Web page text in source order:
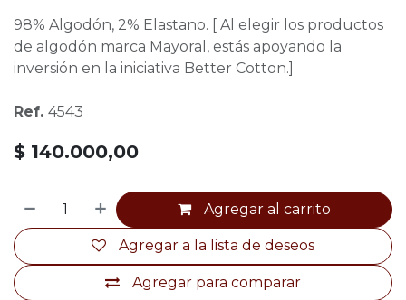
98% Algodón, 2% Elastano. [ Al elegir los productos
de algodón marca Mayoral, estás apoyando la
inversión en la iniciativa Better Cotton.]
Ref. 4543
$ 140.000,00
Agregar al carrito
Agregar para comparar
Agregar a la lista de deseos